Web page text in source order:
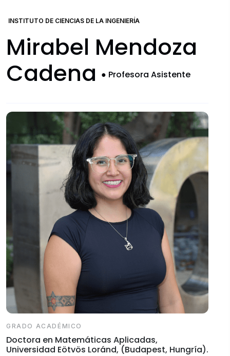
Comités Institucionales
INSTITUTO DE CIENCIAS DE LA INGENIERÍA
Mirabel Mendoza
Cadena ● Profesora Asistente
GRADO ACADÉMICO
Doctora en Matemáticas Aplicadas,
Universidad Eötvös Loránd, (Budapest, Hungría).